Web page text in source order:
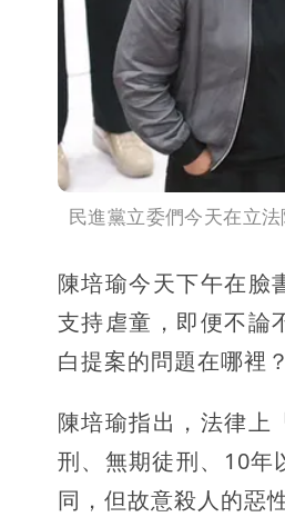
民進黨立委們今天在立
陳培瑜今天下午在臉
支持虐童，即便不論
白提案的問題在哪裡？
陳培瑜指出，法律上
刑、無期徒刑、10年
同，但故意殺人的惡